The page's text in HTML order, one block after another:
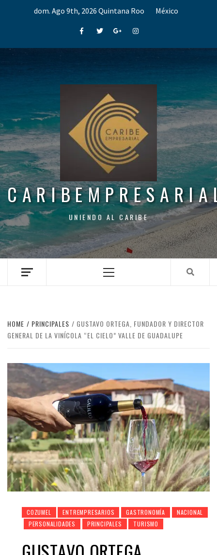
dom. Ago 9th, 2026 Quintana Roo México
FacebookTwitterGoogle+Instagram
UNIENDO AL CARIBE
Menu
HOME PRINCIPALES
GUSTAVO ORTEGA, FUNDADOR Y DIRECTOR
GENERAL DE LA VINÍCOLA “EL CIELO” VALLE DE GUADALUPE
COZUMEL ENTREMPRESARIOS GASTRONOMÍA
NACIONAL
PERSONALIDADES
PRINCIPALES TURISMO